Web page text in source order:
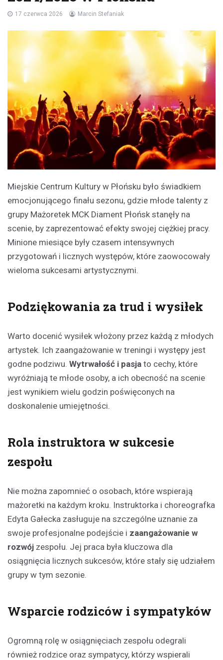
17 czerwca 2026 Marcin Stefaniak
Miejskie Centrum Kultury w Płońsku było świadkiem
emocjonującego finału sezonu, gdzie młode talenty z
grupy Mażoretek MCK Diament Płońsk stanęły na
scenie, by zaprezentować efekty swojej ciężkiej pracy.
Minione miesiące były czasem intensywnych
przygotowań i licznych występów, które zaowocowały
wieloma sukcesami artystycznymi.
Podziękowania za trud i wysiłek
Warto docenić wysiłek włożony przez każdą z młodych
artystek. Ich zaangażowanie w treningi i występy jest
godne podziwu. Wytrwałość i pasja to cechy, które
wyróżniają te młode osoby, a ich obecność na scenie
jest wynikiem wielu godzin poświęconych na
doskonalenie umiejętności.
Rola instruktora w sukcesie
zespołu
Nie można zapomnieć o osobach, które wspierają
mażoretki na każdym kroku. Instruktorka i choreografka
Edyta Gałecka zasługuje na szczególne uznanie za
swoje profesjonalne podejście i zaangażowanie w
rozwój zespołu. Jej praca była kluczowa dla
osiągnięcia licznych sukcesów, które stały się udziałem
grupy w tym sezonie.
Wsparcie rodziców i sympatyków
Ogromną rolę w osiągnięciach zespołu odegrali
również rodzice oraz sympatycy, którzy wspierali